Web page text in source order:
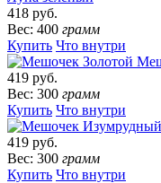
418 руб.
Вес: 400 грамм
Купить Что внутри
419 руб.
Вес: 300 грамм
Купить Что внутри
419 руб.
Вес: 300 грамм
Купить Что внутри